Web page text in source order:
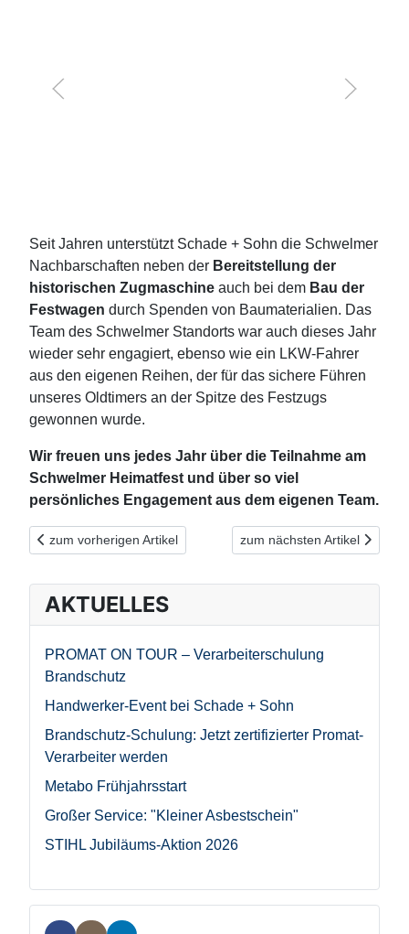
Seit Jahren unterstützt Schade + Sohn die Schwelmer
Nachbarschaften neben der Bereitstellung der
historischen Zugmaschine auch bei dem Bau der
Festwagen durch Spenden von Baumaterialien. Das
Team des Schwelmer Standorts war auch dieses Jahr
wieder sehr engagiert, ebenso wie ein LKW-Fahrer
aus den eigenen Reihen, der für das sichere Führen
unseres Oldtimers an der Spitze des Festzugs
gewonnen wurde.
Wir freuen uns jedes Jahr über die Teilnahme am
Schwelmer Heimatfest und über so viel
persönliches Engagement aus dem eigenen Team.
Vorheriger Beitrag: Wir waren auch mit bester Stimmung dabei...
zum vorherigen Artikel Nächster Beitrag: Schade +
zum nächsten Artikel
AKTUELLES
PROMAT ON TOUR – Verarbeiterschulung
Brandschutz
Handwerker-Event bei Schade + Sohn
Brandschutz-Schulung: Jetzt zertifizierter Promat-
Verarbeiter werden
Metabo Frühjahrsstart
Großer Service: "Kleiner Asbestschein"
STIHL Jubiläums-Aktion 2026